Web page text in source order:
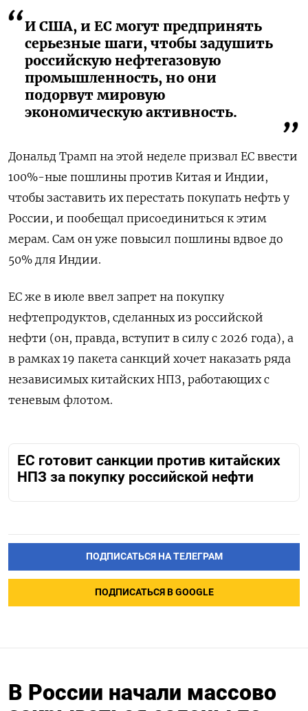
И США, и ЕС могут предпринять
серьезные шаги, чтобы задушить
российскую нефтегазовую
промышленность, но они
подорвут мировую
экономическую активность.
Дональд Трамп на этой неделе призвал ЕС ввести
100%-ные пошлины против Китая и Индии,
чтобы заставить их перестать покупать нефть у
России, и пообещал присоединиться к этим
мерам. Сам он уже повысил пошлины вдвое до
50% для Индии.
ЕС же в июле ввел запрет на покупку
нефтепродуктов, сделанных из российской
нефти (он, правда, вступит в силу с 2026 года), а
в рамках 19 пакета санкций хочет наказать ряда
независимых китайских НПЗ, работающих с
теневым флотом.
ЕС готовит санкции против китайских
НПЗ за покупку российской нефти
ПОДПИСАТЬСЯ НА ТЕЛЕГРАМ
ПОДПИСАТЬСЯ В GOOGLE
В России начали массово